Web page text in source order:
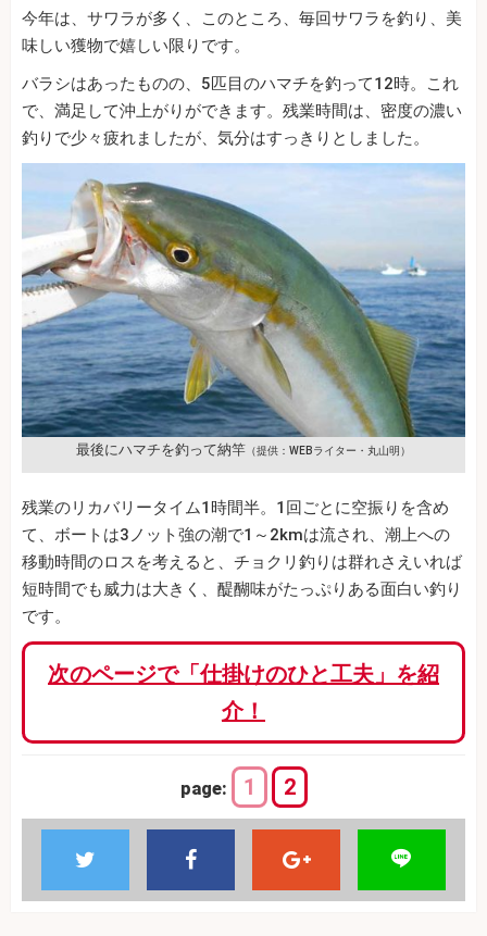
今年は、サワラが多く、このところ、毎回サワラを釣り、美
味しい獲物で嬉しい限りです。
バラシはあったものの、5匹目のハマチを釣って12時。これ
で、満足して沖上がりができます。残業時間は、密度の濃い
釣りで少々疲れましたが、気分はすっきりとしました。
最後にハマチを釣って納竿 （提供：WEBライター・丸山明）
残業のリカバリータイム1時間半。1回ごとに空振りを含め
て、ボートは3ノット強の潮で1～2kmは流され、潮上への
移動時間のロスを考えると、チョクリ釣りは群れさえいれば
短時間でも威力は大きく、醍醐味がたっぷりある面白い釣り
です。
次のページで「仕掛けのひと工夫」を紹
介！
page: 1 2